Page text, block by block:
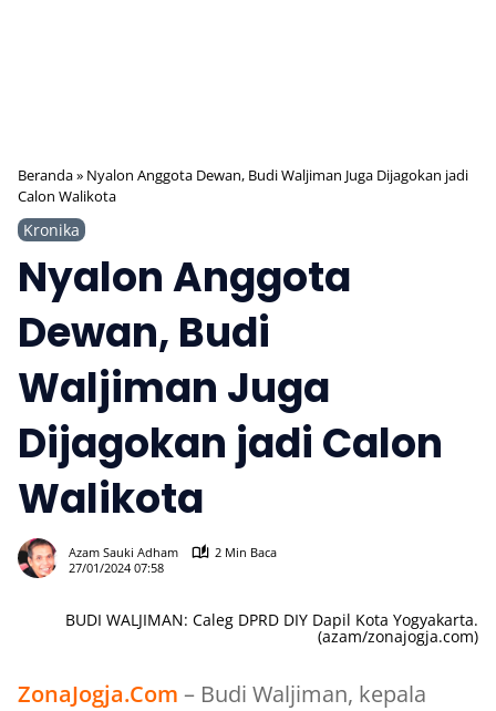
Beranda» Nyalon Anggota Dewan, Budi Waljiman Juga Dijagokan jadi
Calon Walikota
Kronika
Nyalon Anggota
Dewan, Budi
Waljiman Juga
Dijagokan jadi Calon
Walikota
Azam Sauki Adham
2 Min Baca
27/01/2024 07:58
BUDI WALJIMAN: Caleg DPRD DIY Dapil Kota Yogyakarta.
(azam/zonajogja.com)
ZonaJogja.Com – Budi Waljiman, kepala